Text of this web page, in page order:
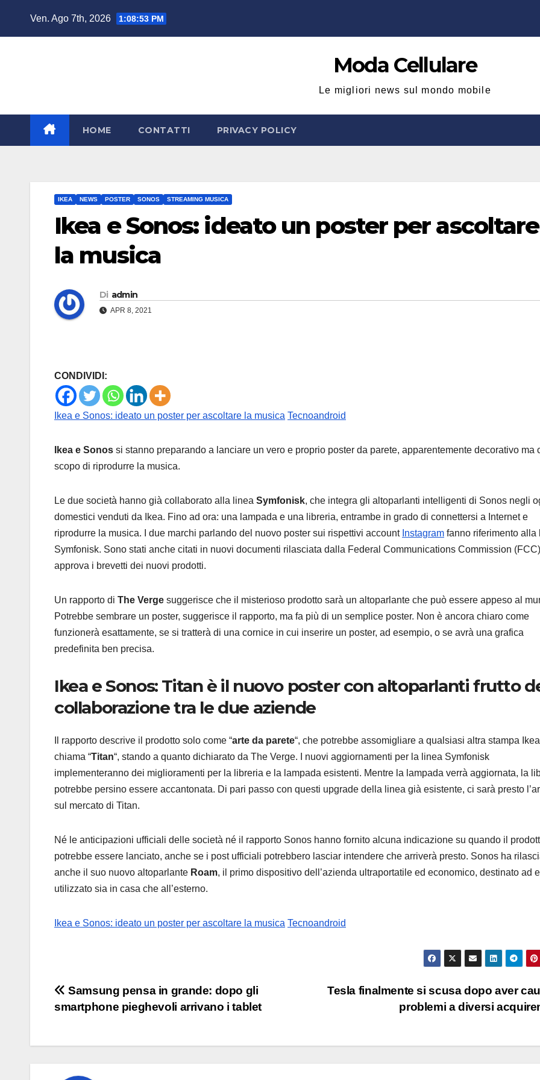
Ven. Ago 7th, 2026 1:08:54 PM
Moda Cellulare
Le migliori news sul mondo mobile
HOME CONTATTI PRIVACY POLICY
IKEA NEWS POSTER SONOS STREAMING MUSICA
Ikea e Sonos: ideato un poster per ascoltare
la musica
Di admin
APR 8, 2021
CONDIVIDI:
Ikea e Sonos: ideato un poster per ascoltare la musica Tecnoandroid
Ikea e Sonos si stanno preparando a lanciare un vero e proprio poster da parete, apparentemente decorativo ma
scopo di riprodurre la musica.
Le due società hanno già collaborato alla linea Symfonisk, che integra gli altoparlanti intelligenti di Sonos negli
domestici venduti da Ikea. Fino ad ora: una lampada e una libreria, entrambe in grado di connettersi a Internet e
riprodurre la musica. I due marchi parlando del nuovo poster sui rispettivi account Instagram fanno riferimento alla
Symfonisk. Sono stati anche citati in nuovi documenti rilasciata dalla Federal Communications Commission
approva i brevetti dei nuovi prodotti.
Un rapporto di The Verge suggerisce che il misterioso prodotto sarà un altoparlante che può essere appeso al
Potrebbe sembrare un poster, suggerisce il rapporto, ma fa più di un semplice poster. Non è ancora chiaro come
funzionerà esattamente, se si tratterà di una cornice in cui inserire un poster, ad esempio, o se avrà una grafica
predefinita ben precisa.
Ikea e Sonos: Titan è il nuovo poster con altoparlanti frutto
collaborazione tra le due aziende
Il rapporto descrive il prodotto solo come “arte da parete“, che potrebbe assomigliare a qualsiasi altra stampa
chiama “Titan“, stando a quanto dichiarato da The Verge. I nuovi aggiornamenti per la linea Symfonisk
implementeranno dei miglioramenti per la libreria e la lampada esistenti. Mentre la lampada verrà aggiornata, la
potrebbe persino essere accantonata. Di pari passo con questi upgrade della linea già esistente, ci sarà presto
sul mercato di Titan.
Né le anticipazioni ufficiali delle società né il rapporto Sonos hanno fornito alcuna indicazione su quando il
potrebbe essere lanciato, anche se i post ufficiali potrebbero lasciar intendere che arriverà presto. Sonos ha
anche il suo nuovo altoparlante Roam, il primo dispositivo dell’azienda ultraportatile ed economico, destinato ad
utilizzato sia in casa che all’esterno.
Ikea e Sonos: ideato un poster per ascoltare la musica Tecnoandroid
Navigazione
articoli
Tesla finalmente si scusa dopo aver
problemi a diversi
Samsung pensa in grande: dopo gli
smartphone pieghevoli arrivano i tablet
ANDROID
Galaxy
7 AGOSTO